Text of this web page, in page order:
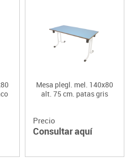
Mesa plegl. mel. 140x80
alt. 75 cm. patas gris
Precio
Consultar aquí